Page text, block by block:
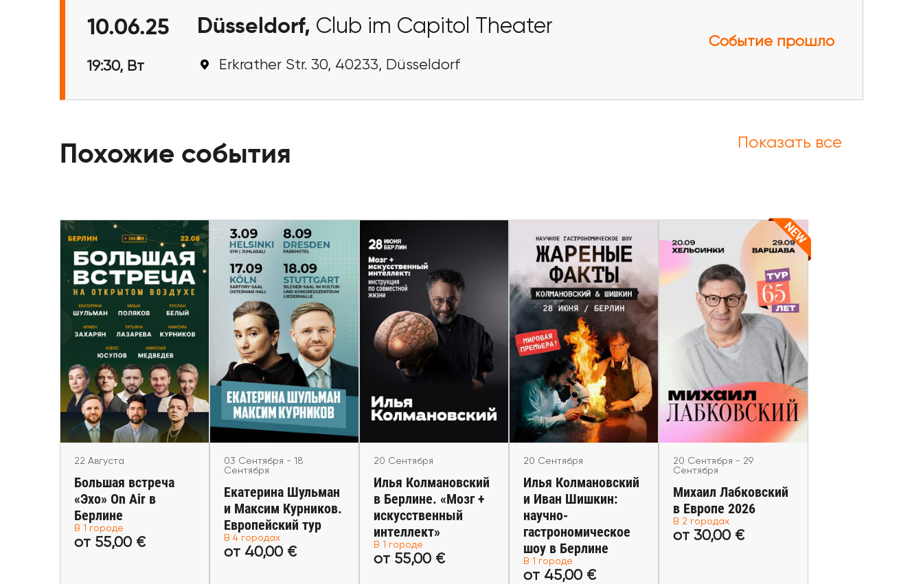
10.06.25
19:30, Вт
Düsseldorf, Club im Capitol Theater
Erkrather Str. 30, 40233, Düsseldorf
Событие прошло
Похожие события Показать все
22 Августа
Большая встреча
«Эхо» On Air в
Берлине
Berlin
от 55,00 €
22 Августа
Большая встреча
«Эхо» On Air в
Берлине
В 1 городе
от 55,00 €
03 Сентября - 18 Сентября
Екатерина Шульман и
Максим Курников.
Европейский тур
Köln, Dresden, Stuttgart,
Helsinki
от 40,00 €
03 Сентября - 18
Сентября
Екатерина Шульман
и Максим Курников.
Европейский тур
В 4 городах
от 40,00 €
20 Сентября
Илья Колмановский в
Берлине. «Мозг +
искусственный
интеллект»
Berlin
от 55,00 €
Купить билеты
20 Сентября
Илья Колмановский
в Берлине. «Мозг +
искусственный
интеллект»
В 1 городе
от 55,00 €
20 Сентября
Илья Колмановский и
Иван Шишкин: научно-
гастрономическое
шоу в Берлине
Berlin
от 45,00 €
Купить билеты
20 Сентября
Илья Колмановский
и Иван Шишкин:
научно-
гастрономическое
шоу в Берлине
В 1 городе
от 45,00 €
20 Сентября - 29 Сентября
Михаил Лабковский в
Европе 2026
Helsinki, Warsaw
от 30,00 €
20 Сентября - 29
Сентября
Михаил Лабковский
в Европе 2026
В 2 городах
от 30,00 €